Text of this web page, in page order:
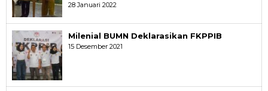
28 Januari 2022
Milenial BUMN Deklarasikan FKPPIB
15 Desember 2021